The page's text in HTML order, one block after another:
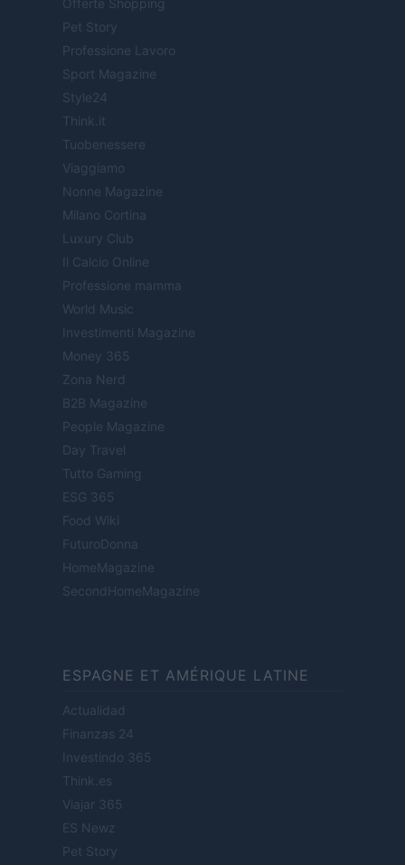
Offerte Shopping
Pet Story
Professione Lavoro
Sport Magazine
Style24
Think.it
Tuobenessere
Viaggiamo
Nonne Magazine
Milano Cortina
Luxury Club
Il Calcio Online
Professione mamma
World Music
Investimenti Magazine
Money 365
Zona Nerd
B2B Magazine
People Magazine
Day Travel
Tutto Gaming
ESG 365
Food Wiki
FuturoDonna
HomeMagazine
SecondHomeMagazine
ESPAGNE ET AMÉRIQUE LATINE
Actualidad
Finanzas 24
Investindo 365
Think.es
Viajar 365
ES Newz
Pet Story